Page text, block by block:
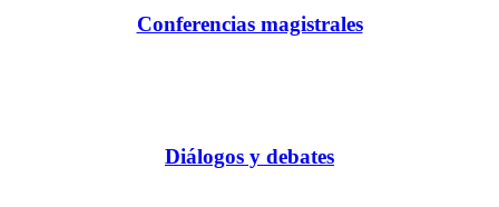
Conferencias magistrales
Diálogos y debates